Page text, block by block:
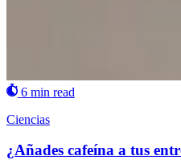
6 min read
Ciencias
¿Añades cafeína a tus